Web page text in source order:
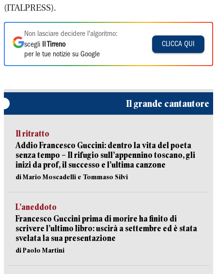
(ITALPRESS).
Non lasciare decidere l'algoritmo:
scegli
Il Tirreno
per le tue notizie su Google
CLICCA QUI
Il grande cantautore
Il ritratto
Addio Francesco Guccini: dentro la vita del poeta
senza tempo – Il rifugio sull’appennino toscano, gli
inizi da prof, il successo e l’ultima canzone
di Mario Moscadelli e Tommaso Silvi
L’aneddoto
Francesco Guccini prima di morire ha finito di
scrivere l’ultimo libro: uscirà a settembre ed è stata
svelata la sua presentazione
di Paolo Martini